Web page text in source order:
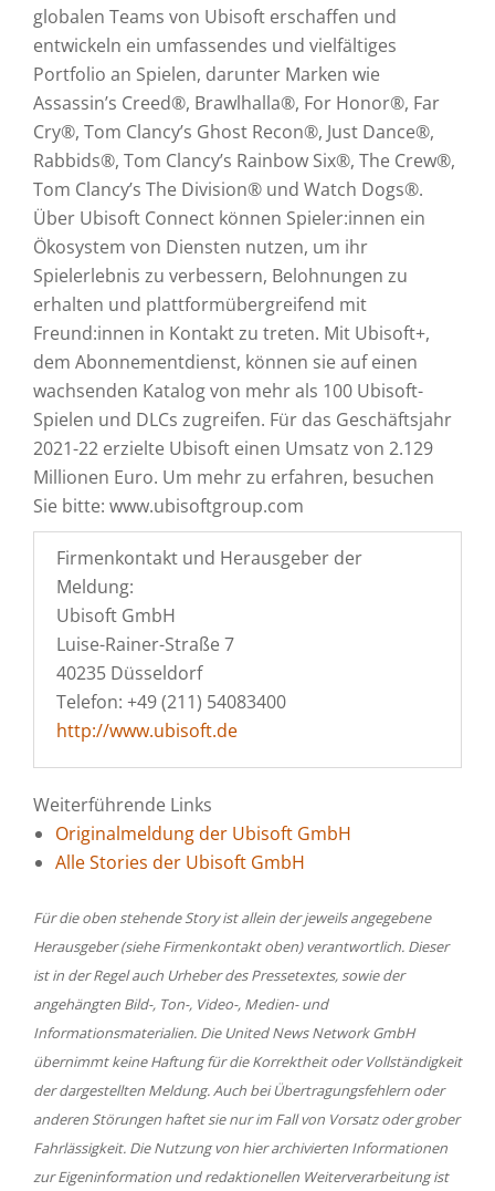
globalen Teams von Ubisoft erschaffen und
entwickeln ein umfassendes und vielfältiges
Portfolio an Spielen, darunter Marken wie
Assassin’s Creed®, Brawlhalla®, For Honor®, Far
Cry®, Tom Clancy’s Ghost Recon®, Just Dance®,
Rabbids®, Tom Clancy’s Rainbow Six®, The Crew®,
Tom Clancy’s The Division® und Watch Dogs®.
Über Ubisoft Connect können Spieler:innen ein
Ökosystem von Diensten nutzen, um ihr
Spielerlebnis zu verbessern, Belohnungen zu
erhalten und plattformübergreifend mit
Freund:innen in Kontakt zu treten. Mit Ubisoft+,
dem Abonnementdienst, können sie auf einen
wachsenden Katalog von mehr als 100 Ubisoft-
Spielen und DLCs zugreifen. Für das Geschäftsjahr
2021-22 erzielte Ubisoft einen Umsatz von 2.129
Millionen Euro. Um mehr zu erfahren, besuchen
Sie bitte: www.ubisoftgroup.com
Firmenkontakt und Herausgeber der
Meldung:
Ubisoft GmbH
Luise-Rainer-Straße 7
40235 Düsseldorf
Telefon: +49 (211) 54083400
http://www.ubisoft.de
Weiterführende Links
Originalmeldung der Ubisoft GmbH
Alle Stories der Ubisoft GmbH
Für die oben stehende Story ist allein der jeweils angegebene
Herausgeber (siehe Firmenkontakt oben) verantwortlich. Dieser
ist in der Regel auch Urheber des Pressetextes, sowie der
angehängten Bild-, Ton-, Video-, Medien- und
Informationsmaterialien. Die United News Network GmbH
übernimmt keine Haftung für die Korrektheit oder Vollständigkeit
der dargestellten Meldung. Auch bei Übertragungsfehlern oder
anderen Störungen haftet sie nur im Fall von Vorsatz oder grober
Fahrlässigkeit. Die Nutzung von hier archivierten Informationen
zur Eigeninformation und redaktionellen Weiterverarbeitung ist